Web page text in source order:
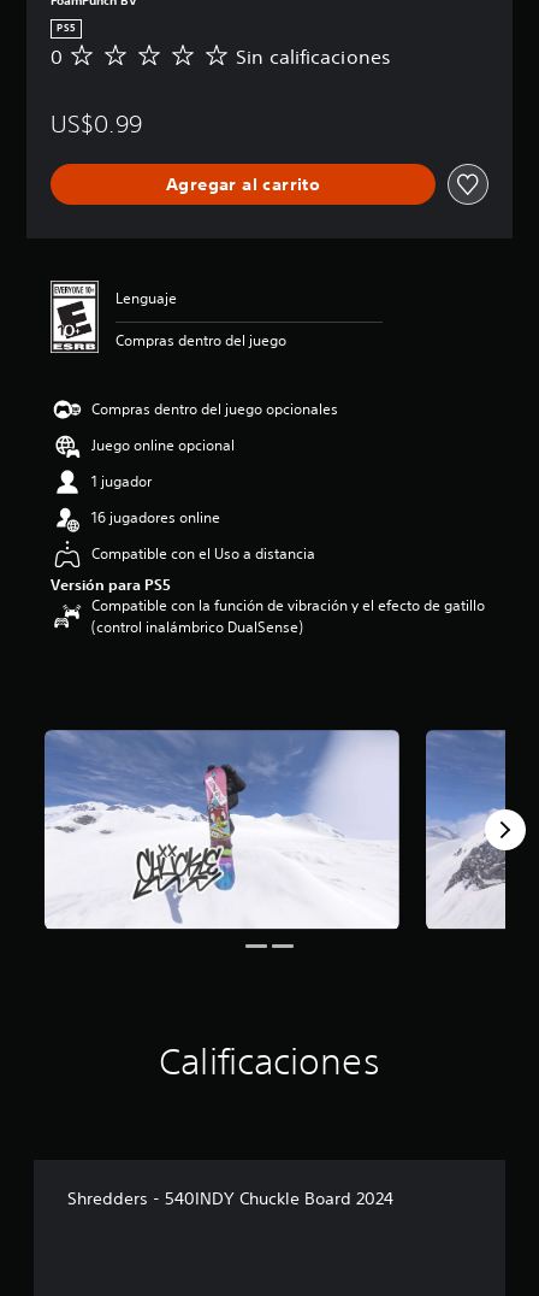
PS5
S
c
i
c
o
s
0 Sin calificaciones
US$0.99
Agregar al carrito
Lenguaje
Compras dentro del juego
Compras dentro del juego opcionales
Juego online opcional
1 jugador
16 jugadores online
Compatible con el Uso a distancia
Versión para PS5
Compatible con la función de vibración y el efecto de gatillo
(control inalámbrico DualSense)
Calificaciones
Shredders - 540INDY Chuckle Board 2024